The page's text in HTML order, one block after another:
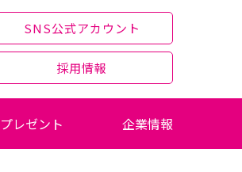
SNS公式アカウント
採用情報
プレゼント 企業情報